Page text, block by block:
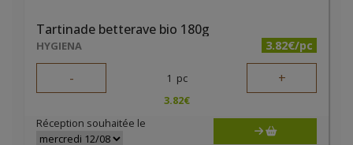
Tartinade betterave bio 180g
HYGIENA 3.82€/pc
- 1 pc +
3.82€
Réception souhaitée le